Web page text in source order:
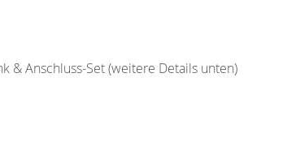
& Anschluss-Set (weitere Details unten)